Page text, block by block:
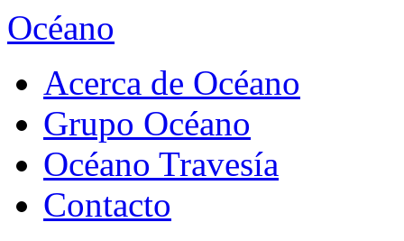
Océano
Acerca de Océano
Grupo Océano
Océano Travesía
Contacto